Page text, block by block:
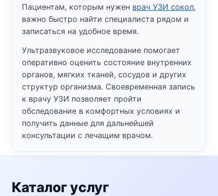
Пациентам, которым нужен врач УЗИ сокол,
важно быстро найти специалиста рядом и
записаться на удобное время.
Ультразвуковое исследование помогает
оперативно оценить состояние внутренних
органов, мягких тканей, сосудов и других
структур организма. Своевременная запись
к врачу УЗИ позволяет пройти
обследование в комфортных условиях и
получить данные для дальнейшей
консультации с лечащим врачом.
Каталог услуг